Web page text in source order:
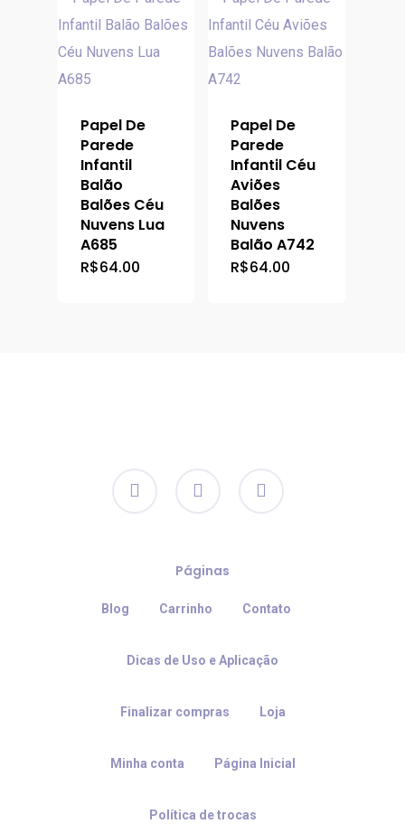
Papel De
Parede
Infantil
Balão
Balões Céu
Nuvens Lua
A685
R$64.00
Papel De
Parede
Infantil Céu
Aviões
Balões
Nuvens
Balão A742
R$64.00
Páginas
Blog Carrinho Contato
Dicas de Uso e Aplicação
Finalizar compras Loja
Minha conta Página Inicial
Política de trocas